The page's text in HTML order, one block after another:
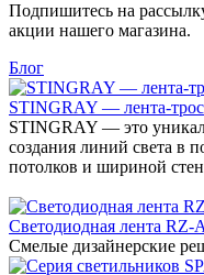
Подпишитесь на
акции нашего магазина.
Блог
STINGRAY — лента-трос
STINGRAY — это
создания линий света в
потолков и шириной
Светодиодная лента RZ-
Смелые дизайнерские